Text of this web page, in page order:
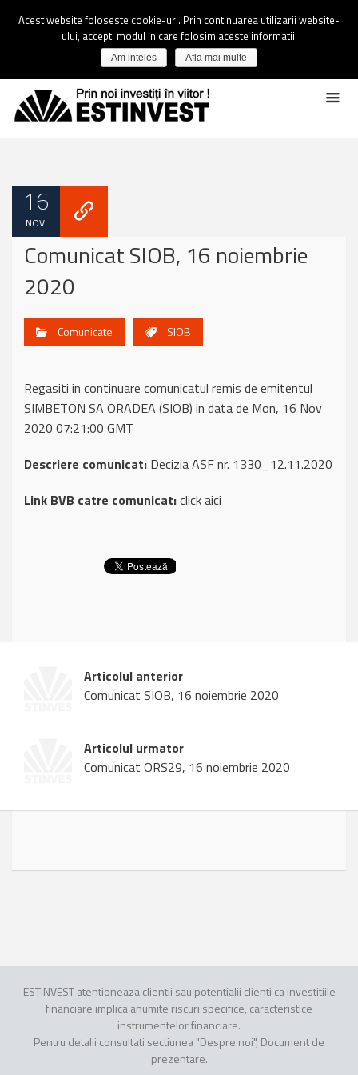
16
NOV.
Comunicat SIOB, 16 noiembrie
2020
Comunicate SIOB
Regasiti in continuare comunicatul remis de emitentul
SIMBETON SA ORADEA (SIOB) in data de Mon, 16 Nov
2020 07:21:00 GMT
Descriere comunicat: Decizia ASF nr. 1330_12.11.2020
Link BVB catre comunicat:click aici
Articolul anterior
Comunicat SIOB, 16 noiembrie 2020
Articolul urmator
Comunicat ORS29, 16 noiembrie 2020
ESTINVEST atentioneaza clientii sau potentialii clienti ca investitiile
financiare implica anumite riscuri specifice, caracteristice
instrumentelor financiare.
Pentru detalii consultati sectiunea "Despre noi", Document de
prezentare.
Acest website foloseste cookie-uri. Prin continuarea utilizarii website-
ului, accepti modul in care folosim aceste informatii.
Am inteles Afla mai multe